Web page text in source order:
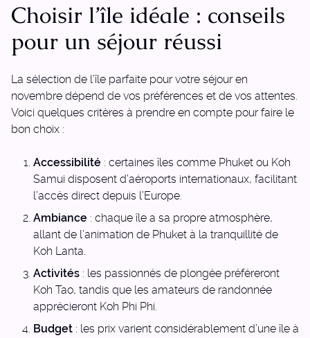
Choisir l’île idéale : conseils
pour un séjour réussi
La sélection de l’île parfaite pour votre séjour en
novembre dépend de vos préférences et de vos attentes.
Voici quelques critères à prendre en compte pour faire le
bon choix :
Accessibilité : certaines îles comme Phuket ou Koh
Samui disposent d’aéroports internationaux, facilitant
l’accès direct depuis l’Europe.
Ambiance : chaque île a sa propre atmosphère,
allant de l’animation de Phuket à la tranquillité de
Koh Lanta.
Activités : les passionnés de plongée préféreront
Koh Tao, tandis que les amateurs de randonnée
apprécieront Koh Phi Phi.
Budget : les prix varient considérablement d’une île à